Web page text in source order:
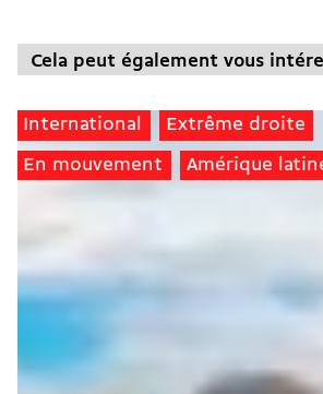
Cela peut également vous
International Extrême droite
En mouvement Amérique